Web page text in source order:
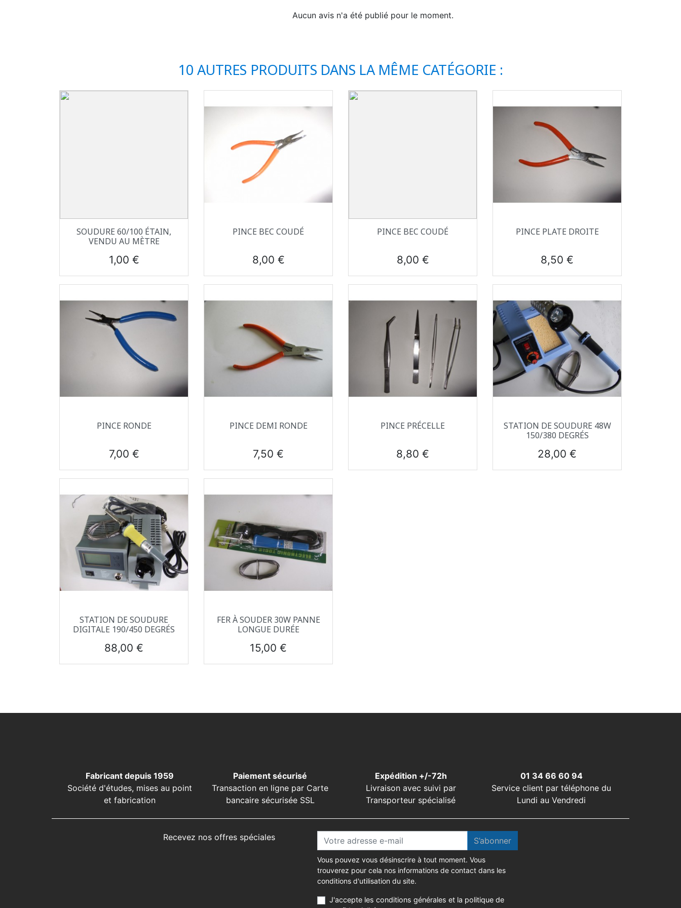
Aucun avis n'a été publié pour le moment.
10 AUTRES PRODUITS DANS LA MÊME CATÉGORIE :
 Aperçu rapide
SOUDURE 60/100 ÉTAIN,
VENDU AU MÈTRE
Prix
1,00 €
Aperçu rapide
PINCE BEC COUDÉ
Prix
8,00 €
Aperçu rapide
PINCE BEC COUDÉ
Prix
8,00 €
Aperçu rapide
PINCE PLATE DROITE
Prix
8,50 €
Aperçu rapide
PINCE RONDE
Prix
7,00 €
Aperçu rapide
PINCE DEMI RONDE
Prix
7,50 €
Aperçu rapide
PINCE PRÉCELLE
Prix
8,80 €
Aperçu rapide
STATION DE SOUDURE 48W
150/380 DEGRÉS
Prix
28,00 €
Aperçu rapide
STATION DE SOUDURE
DIGITALE 190/450 DEGRÉS
Prix
88,00 €
Aperçu rapide
FER À SOUDER 30W PANNE
LONGUE DURÉE
Prix
15,00 €
Fabricant depuis 1959
Société d'études, mises au point
et fabrication
Paiement sécurisé
Transaction en ligne par Carte
bancaire sécurisée SSL
Expédition +/-72h
Livraison avec suivi par
Transporteur spécialisé
01 34 66 60 94
Service client par téléphone du
Lundi au Vendredi
Recevez nos offres spéciales S’abonner
Vous pouvez vous désinscrire à tout moment. Vous
trouverez pour cela nos informations de contact dans les
conditions d'utilisation du site.
J'accepte les conditions générales et la politique de